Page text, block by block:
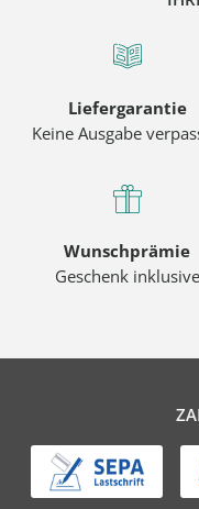
Liefergarantie
Keine Ausgabe
Wunschprämie
Geschenk inklusive